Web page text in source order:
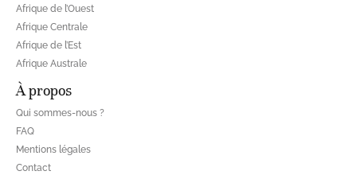
Afrique de l’Ouest
Afrique Centrale
Afrique de l’Est
Afrique Australe
À propos
Qui sommes-nous ?
FAQ
Mentions légales
Contact